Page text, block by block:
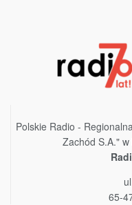
Polskie Radio -
Zachód S.A."
65-